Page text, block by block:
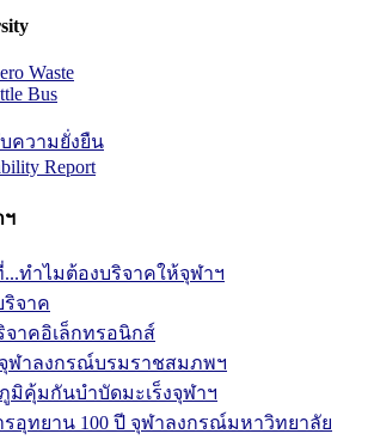
Waste
Bus
ความยั่งยืน
Report
ฯ
...ทำไมต้องบริจาคให้จุฬาฯ
ริจาค
จาคอิเล็กทรอนิกส์
ฬาลงกรณ์บรมราชสมภพฯ
มิคุ้มกันบำบัดมะเร็งจุฬาฯ
รอุทยาน 100 ปี จุฬาลงกรณ์มหาวิทยาลัย